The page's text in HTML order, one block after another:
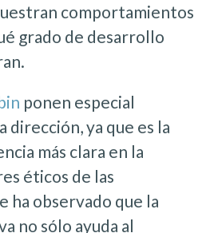
comportamientos
grado de desarrollo
ponen especial
dirección, ya que es la
más clara en la
éticos de las
ha observado que la
no sólo ayuda al